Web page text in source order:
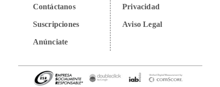
Contáctanos
Suscripciones
Anúnciate
Privacidad
Aviso Legal